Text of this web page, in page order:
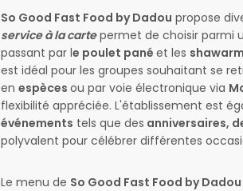
So Good Fast Food by Dadou propose
service à la cartepermet de choisir parmi
passant par le poulet pané et les
est idéal pour les groupes souhaitant se
en espèces ou par voie électronique via
flexibilité appréciée. L'établissement est
événements tels que des anniversaires,
polyvalent pour célébrer différentes
Le menu de So Good Fast Food by Dadou